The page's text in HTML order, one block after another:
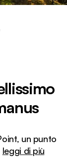
un punto
leggi di più